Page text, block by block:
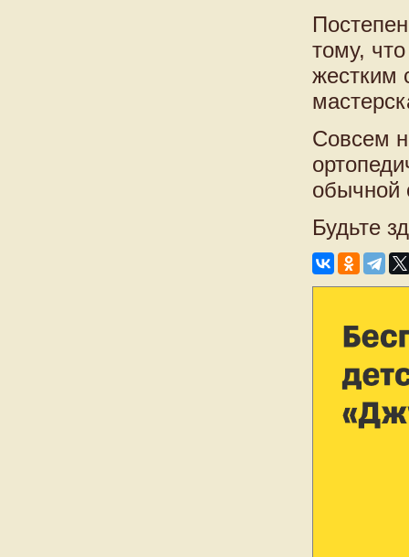
тому,
жестким
Совсем
обычной
Будьте